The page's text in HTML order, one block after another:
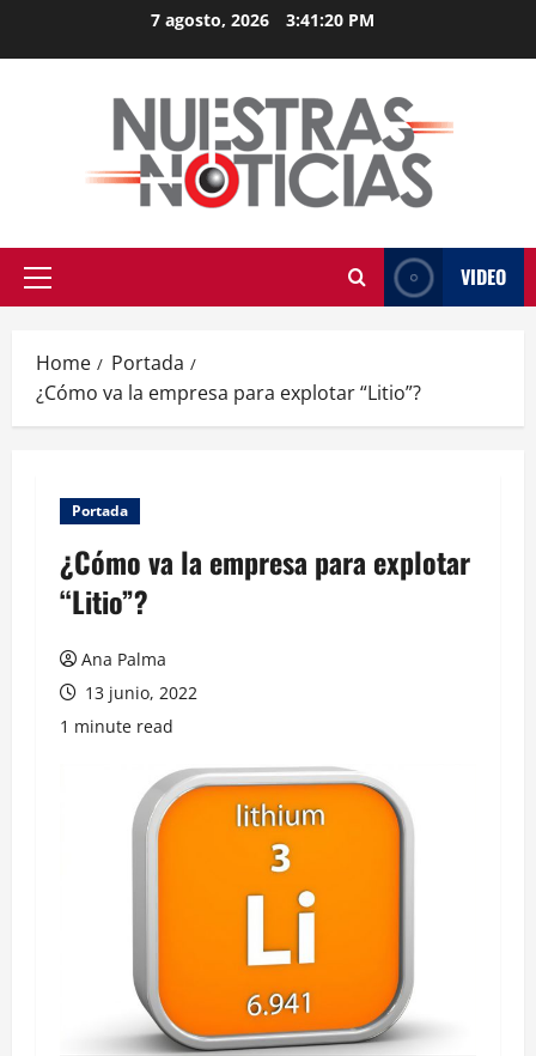
7 agosto, 2026 3:41:21 PM
Primary
VIDEO
Home
Portada
¿Cómo va la empresa para explotar “Litio”?
Portada
¿Cómo va la empresa para explotar
“Litio”?
Ana Palma
13 junio, 2022
1 minute read